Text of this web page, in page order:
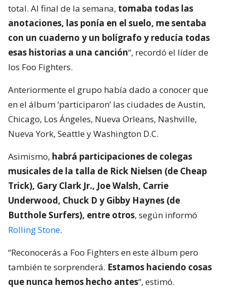
total. Al final de la semana, tomaba todas las
anotaciones, las ponía en el suelo, me sentaba
con un cuaderno y un bolígrafo y reducía todas
esas historias a una canción“, recordó el líder de
los Foo Fighters.
Anteriormente el grupo había dado a conocer que
en el álbum ‘participaron’ las ciudades de Austin,
Chicago, Los Ángeles, Nueva Orleans, Nashville,
Nueva York, Seattle y Washington D.C.
Asimismo, habrá participaciones de colegas
musicales de la talla de Rick Nielsen (de Cheap
Trick), Gary Clark Jr., Joe Walsh, Carrie
Underwood, Chuck D y Gibby Haynes (de
Butthole Surfers), entre otros, según informó
Rolling Stone.
“Reconocerás a Foo Fighters en este álbum pero
también te sorprenderá. Estamos haciendo cosas
que nunca hemos hecho antes“, estimó.